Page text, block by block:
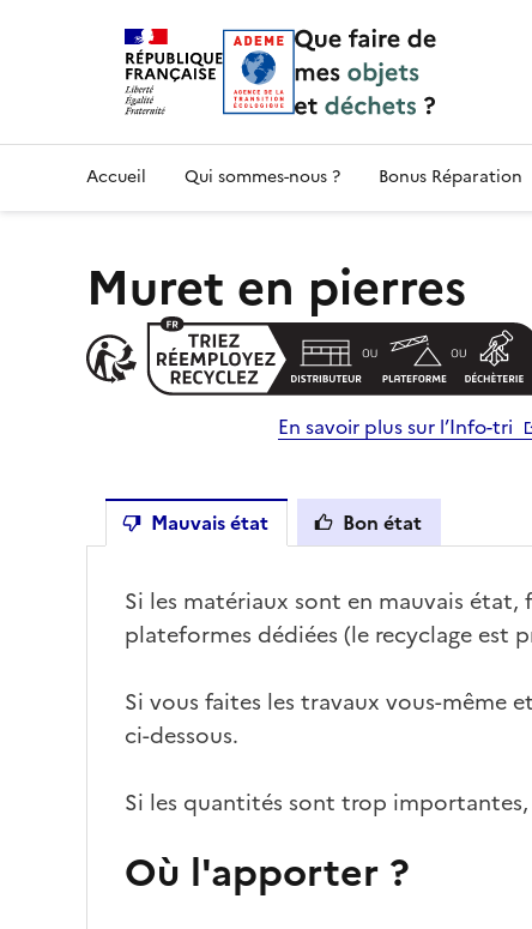
Accueil — Que Faire de mes objets & déchets
Accueil Qui sommes-nous ? Bonus Réparation
Muret en pierres
En savoir plus sur l’Info-tri
Mauvais état Bon état
Si les matériaux sont en mauvais état,
plateformes dédiées (le recyclage est
Si vous faites les travaux vous-même
ci-dessous.
Si les quantités sont trop
Où l'apporter ?